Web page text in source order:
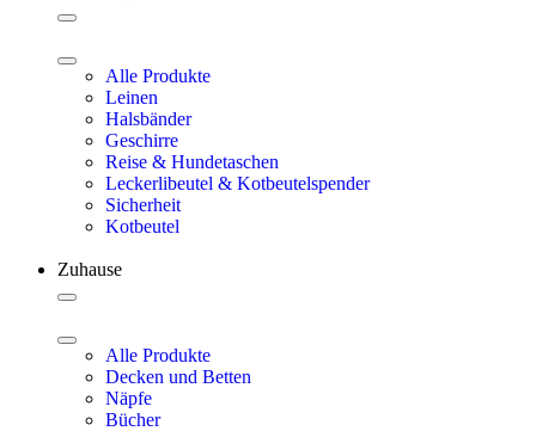
Alle Produkte
Leinen
Halsbänder
Geschirre
Reise & Hundetaschen
Leckerlibeutel & Kotbeutelspender
Sicherheit
Kotbeutel
Zuhause
Alle Produkte
Decken und Betten
Näpfe
Bücher